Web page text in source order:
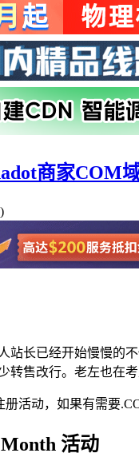
商家COM
站长已经开始慢慢的
转售改行。老左也在
册活动，如果有需
Month 活动